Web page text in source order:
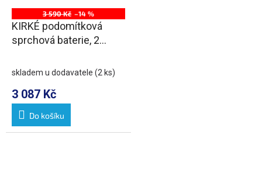
3 590 Kč –14 %
KIRKÉ podomítková
sprchová baterie, 2
skladem u dodavatele (2 ks)
3 087 Kč
Do košíku